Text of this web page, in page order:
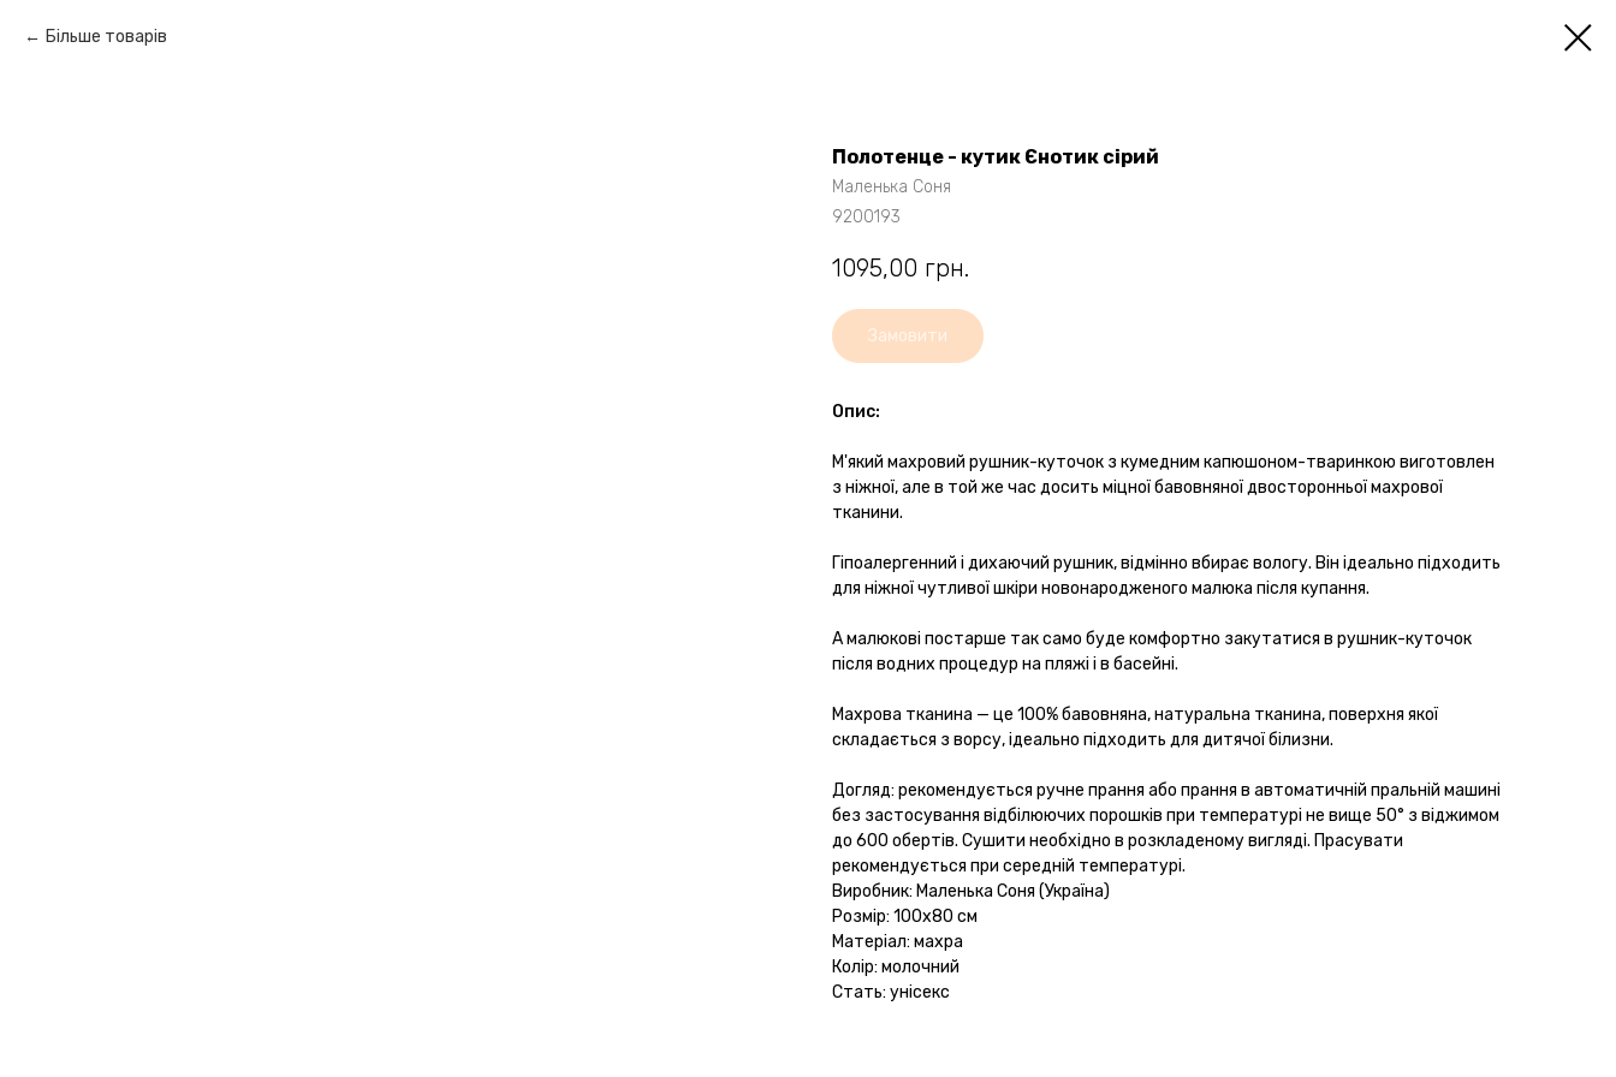
Більше товарів
Полотенце - кутик Єнотик сірий
Маленька Соня
9200193
1095,00 грн.
Замовити
Опис:
М'який махровий рушник-куточок з кумедним капюшоном-тваринкою виготовлен
з ніжної, але в той же час досить міцної бавовняної двосторонньої махрової
тканини.
Гіпоалергенний і дихаючий рушник, відмінно вбирає вологу. Він ідеально підходить
для ніжної чутливої шкіри новонародженого малюка після купання.
А малюкові постарше так само буде комфортно закутатися в рушник-куточок
після водних процедур на пляжі і в басейні.
Махрова тканина — це 100% бавовняна, натуральна тканина, поверхня якої
складається з ворсу, ідеально підходить для дитячої білизни.
Догляд: рекомендується ручне прання або прання в автоматичній пральній машині
без застосування відбілюючих порошків при температурі не вище 50° з віджимом
до 600 обертів. Сушити необхідно в розкладеному вигляді. Прасувати
рекомендується при середній температурі.
Виробник: Маленька Соня (Україна)
Розмір: 100х80 см
Матеріал: махра
Колір: молочний
Стать: унісекс